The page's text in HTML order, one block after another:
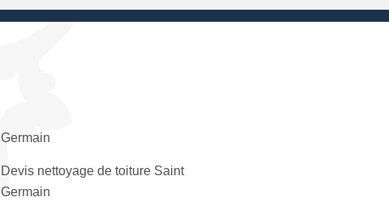
Germain
Devis nettoyage de toiture Saint
Germain